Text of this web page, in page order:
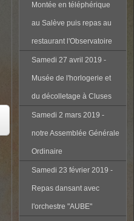
Montée en téléphérique
au Salève puis repas au
restaurant l'Observatoire
Samedi 27 avril 2019 -
Musée de l'horlogerie et
du décolletage à Cluses
Samedi 2 mars 2019 -
notre Assemblée Générale
Ordinaire
Samedi 23 février 2019 -
Repas dansant avec
l'orchestre "AUBE"